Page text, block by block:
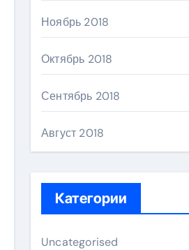
Ноябрь 2018
Октябрь 2018
Сентябрь 2018
Август 2018
Категории
Uncategorised